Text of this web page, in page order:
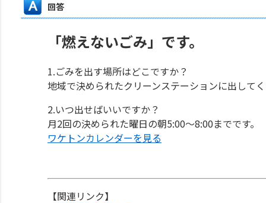
回答
「燃えないごみ」です。
1.ごみを出す場所はどこですか？
地域で決められたクリーンステーションに出して
2.いつ出せばいいですか？
月2回の決められた曜日の朝5:00～8:00までです。
ワケトンカレンダーを見る
【関連リンク】